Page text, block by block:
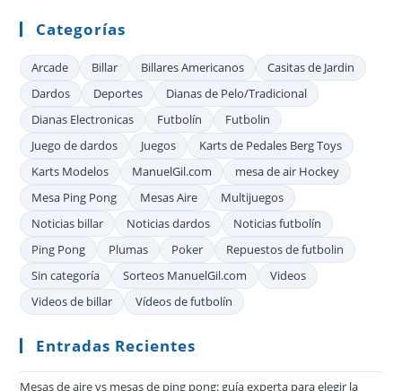
Categorías
Arcade Billar Billares Americanos
Casitas de Jardin
Dardos
Deportes
Dianas de Pelo/Tradicional
Dianas Electronicas
Futbolín
Futbolin
Juego de dardos
Juegos
Karts de Pedales Berg Toys
Karts Modelos
ManuelGil.com
mesa de air Hockey
Mesa Ping Pong
Mesas Aire
Multijuegos
Noticias billar
Noticias dardos
Noticias futbolín
Ping Pong
Plumas Poker
Repuestos de futbolin
Sin categoría
Sorteos ManuelGil.com
Videos
Videos de billar
Vídeos de futbolín
Entradas Recientes
Mesas de aire vs mesas de ping pong: guía experta para elegir la